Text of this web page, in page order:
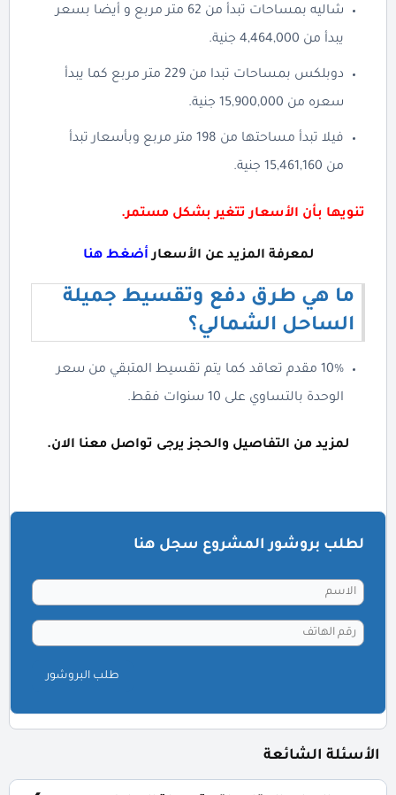
شاليه بمساحات تبدأ من 62 متر مربع و أيضا بسعر
يبدأ من 4,464,000 جنية.
دوبلكس بمساحات تبدا من 229 متر مربع كما يبدأ
سعره من 15,900,000 جنية.
فيلا تبدأ مساحتها من 198 متر مربع وبأسعار تبدأ
من 15,461,160 جنية.
تنويها بأن الأسعار تتغير بشكل مستمر.
لمعرفة المزيد عن الأسعارأضغط هنا
ما هي طرق دفع وتقسيط جميلة
الساحل الشمالي؟
10% مقدم تعاقد كما يتم تقسيط المتبقي من سعر
الوحدة بالتساوي على 10 سنوات فقط.
لمزيد من التفاصيل والحجز يرجى تواصل معنا الان.
لطلب بروشور المشروع سجل هنا
طلب البروشور
الأسئلة الشائعة